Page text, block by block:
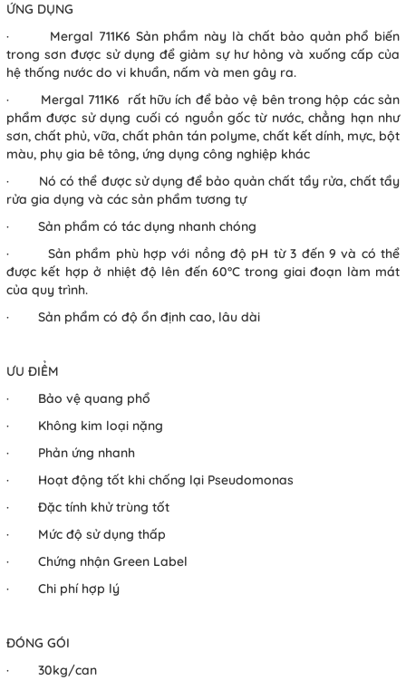
ỨNG DỤNG
· Mergal 711K6 Sản phẩm này là chất bảo quản phổ biến
trong sơn được sử dụng để giảm sự hư hỏng và xuống cấp của
hệ thống nước do vi khuẩn, nấm và men gây ra.
· Mergal 711K6 rất hữu ích để bảo vệ bên trong hộp các sản
phẩm được sử dụng cuối có nguồn gốc từ nước, chẳng hạn như
sơn, chất phủ, vữa, chất phân tán polyme, chất kết dính, mực, bột
màu, phụ gia bê tông, ứng dụng công nghiệp khác
· Nó có thể được sử dụng để bảo quản chất tẩy rửa, chất tẩy
rửa gia dụng và các sản phẩm tương tự
· Sản phẩm có tác dụng nhanh chóng
· Sản phẩm phù hợp với nồng độ pH từ 3 đến 9 và có thể
được kết hợp ở nhiệt độ lên đến 60°C trong giai đoạn làm mát
của quy trình.
· Sản phẩm có độ ổn định cao, lâu dài
ƯU ĐIỂM
· Bảo vệ quang phổ
· Không kim loại nặng
· Phản ứng nhanh
· Hoạt động tốt khi chống lại Pseudomonas
· Đặc tính khử trùng tốt
· Mức độ sử dụng thấp
· Chứng nhận Green Label
· Chi phí hợp lý
ĐÓNG GÓI
· 30kg/can